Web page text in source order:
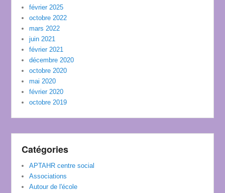
février 2025
octobre 2022
mars 2022
juin 2021
février 2021
décembre 2020
octobre 2020
mai 2020
février 2020
octobre 2019
Catégories
APTAHR centre social
Associations
Autour de l'école